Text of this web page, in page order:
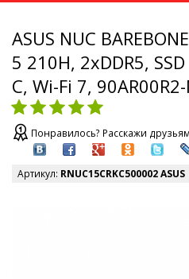
ASUS NUC
5 210H, 2xDDR5,
C, Wi-Fi 7,
Понравилось? Расскажи
Артикул: RNUC15CRKC500002 ASUS